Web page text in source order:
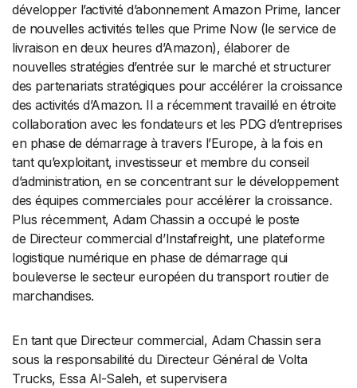
développer l’activité d’abonnement Amazon Prime, lancer
de nouvelles activités telles que Prime Now (le service de
livraison en deux heures d’Amazon), élaborer de
nouvelles stratégies d’entrée sur le marché et structurer
des partenariats stratégiques pour accélérer la croissance
des activités d’Amazon. Il a récemment travaillé en étroite
collaboration avec les fondateurs et les PDG d’entreprises
en phase de démarrage à travers l’Europe, à la fois en
tant qu’exploitant, investisseur et membre du conseil
d’administration, en se concentrant sur le développement
des équipes commerciales pour accélérer la croissance.
Plus récemment, Adam Chassin a occupé le poste
de Directeur commercial d’Instafreight, une plateforme
logistique numérique en phase de démarrage qui
bouleverse le secteur européen du transport routier de
marchandises.
En tant que Directeur commercial, Adam Chassin sera
sous la responsabilité du Directeur Général de Volta
Trucks, Essa Al-Saleh, et supervisera